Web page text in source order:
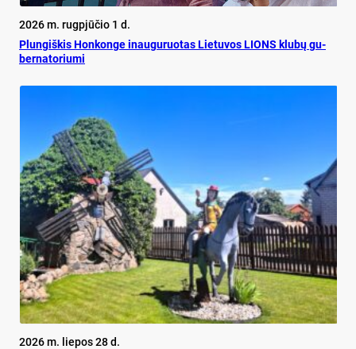
2026 m. rugpjūčio 1 d.
Plun­giš­kis Hon­kon­ge inau­gu­ruo­tas Lie­tu­vos LIONS klu­bų gu­
ber­na­to­riu­mi
2026 m. liepos 28 d.